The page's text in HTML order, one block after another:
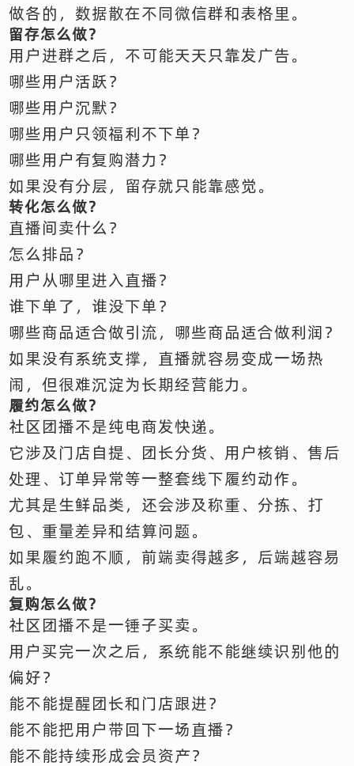
做各的，数据散在不同微信群和表格里。
留存怎么做？
用户进群之后，不可能天天只靠发广告。
哪些用户活跃？
哪些用户沉默？
哪些用户只领福利不下单？
哪些用户有复购潜力？
如果没有分层，留存就只能靠感觉。
转化怎么做？
直播间卖什么？
怎么排品？
用户从哪里进入直播？
谁下单了，谁没下单？
哪些商品适合做引流，哪些商品适合做利润？
如果没有系统支撑，直播就容易变成一场热
闹，但很难沉淀为长期经营能力。
履约怎么做？
社区团播不是纯电商发快递。
它涉及门店自提、团长分货、用户核销、售后
处理、订单异常等一整套线下履约动作。
尤其是生鲜品类，还会涉及称重、分拣、打
包、重量差异和结算问题。
如果履约跑不顺，前端卖得越多，后端越容易
乱。
复购怎么做？
社区团播不是一锤子买卖。
用户买完一次之后，系统能不能继续识别他的
偏好？
能不能提醒团长和门店跟进？
能不能把用户带回下一场直播？
能不能持续形成会员资产？